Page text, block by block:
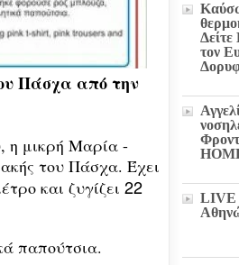
Πάσχα από την
η μικρή Μαρία -
του Πάσχα. Έχει
και ζυγίζει 22
παπούτσια.
τον
LIVE